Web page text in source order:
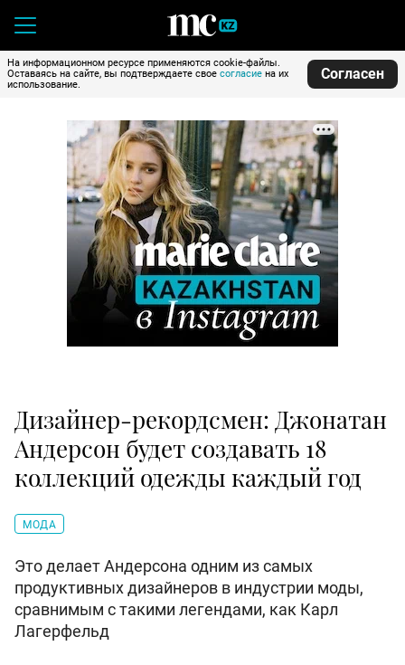
На информационном ресурсе применяются cookie-файлы.
Оставаясь на сайте, вы подтверждаете свое согласие на их
использование.
Согласен
Дизайнер-рекордсмен: Джонатан
Андерсон будет создавать 18
коллекций одежды каждый год
МОДА
Это делает Андерсона одним из самых
продуктивных дизайнеров в индустрии моды,
сравнимым с такими легендами, как Карл
Лагерфельд